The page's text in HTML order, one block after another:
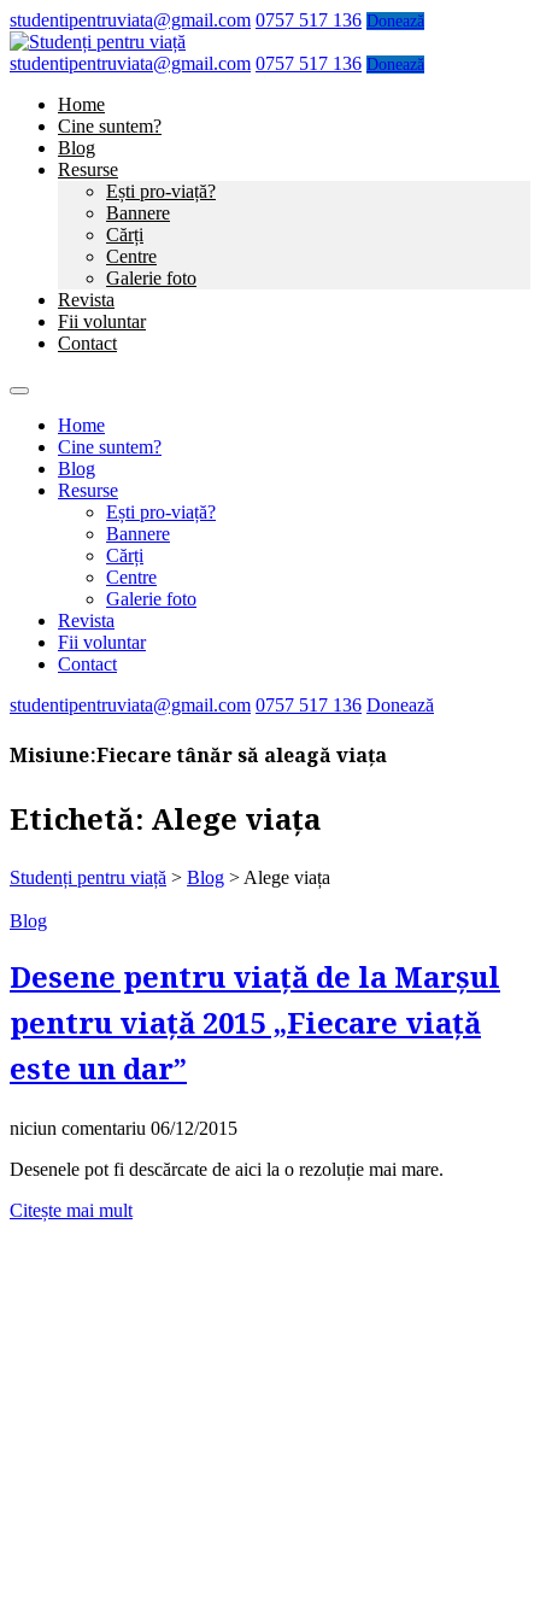
studentipentruviata@gmail.com 0757 517 136 Donează
studentipentruviata@gmail.com 0757 517 136 Donează
Home
Cine suntem?
Blog
Resurse
Ești pro-viață?
Bannere
Cărți
Centre
Galerie foto
Revista
Fii voluntar
Contact
Home
Cine suntem?
Blog
Resurse
Ești pro-viață?
Bannere
Cărți
Centre
Galerie foto
Revista
Fii voluntar
Contact
studentipentruviata@gmail.com 0757 517 136 Donează
Misiune:Fiecare tânăr să aleagă viața
Etichetă: Alege viața
Studenți pentru viață > Blog >Alege viața
Blog
Desene pentru viață de la Marșul
pentru viață 2015 „Fiecare viață
este un dar”
niciun comentariu 06/12/2015
Desenele pot fi descărcate de aici la o rezoluție mai mare.
Citește mai mult